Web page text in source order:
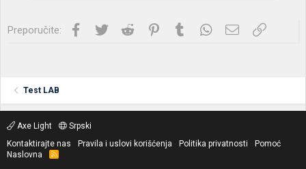
Preporučite: Facebook
Twitter Reddit PinterestTumblrWhatsApp
Imejl Link
Test LAB
Axe Light
Srpski
Kontaktirajte nas
Pravila i uslovi korišćenja Politika privatnosti
Pomoć
Naslovna
R